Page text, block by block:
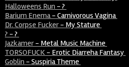
Halloweens Run - ?
Barium Enema- Carnivorous Vagina
Dr. Corpse Fucker - My Stature
? - ?
Jazkamer - Metal Music Machine
TORSOFUCK - Erotic Diarreha Fantasy
Goblin - Suspiria Theme